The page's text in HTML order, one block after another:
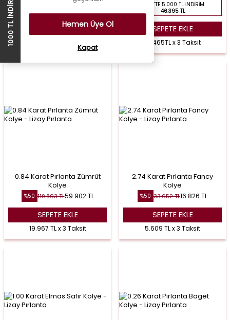
SEPETE EKLE
SEPETTE 5.000 TL İNDIRIM
46.395 TL
SEPETE EKLE
15.465TL x 3 Taksit
0.84 Karat Pırlanta Zümrüt
Kolye
%50 119.803TL59.902TL
SEPETE EKLE
19.967 TL x 3 Taksit
2.74 Karat Pırlanta Fancy
Kolye
%50 33.652TL16.826 TL
SEPETE EKLE
5.609 TL x 3 Taksit
Hemen Üye Ol
Kapat